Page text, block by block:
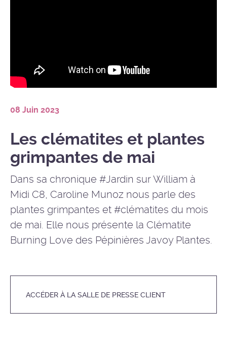
08 Juin 2023
Les clématites et plantes
grimpantes de mai
Dans sa chronique #Jardin sur William à
Midi C8, Caroline Munoz nous parle des
plantes grimpantes et #clématites du mois
de mai. Elle nous présente la Clématite
Burning Love des Pépinières Javoy Plantes.
ACCÉDER À LA SALLE DE PRESSE CLIENT